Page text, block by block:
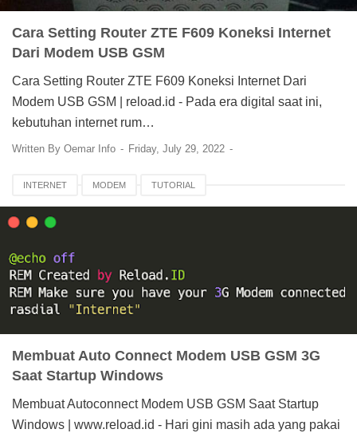
Cara Setting Router ZTE F609 Koneksi Internet
Dari Modem USB GSM
Cara Setting Router ZTE F609 Koneksi Internet Dari
Modem USB GSM | reload.id - Pada era digital saat ini,
kebutuhan internet rum…
Written By Oemar Info Friday, July 29, 2022
INTERNET MODEM TUTORIAL
Membuat Auto Connect Modem USB GSM 3G
Saat Startup Windows
Membuat Autoconnect Modem USB GSM Saat Startup
Windows | www.reload.id - Hari gini masih ada yang pakai